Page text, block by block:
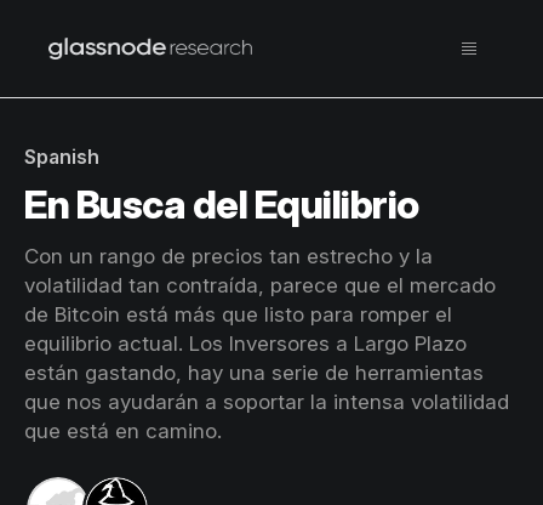
Spanish
En Busca del Equilibrio
Con un rango de precios tan estrecho y la
volatilidad tan contraída, parece que el mercado
de Bitcoin está más que listo para romper el
equilibrio actual. Los Inversores a Largo Plazo
están gastando, hay una serie de herramientas
que nos ayudarán a soportar la intensa volatilidad
que está en camino.